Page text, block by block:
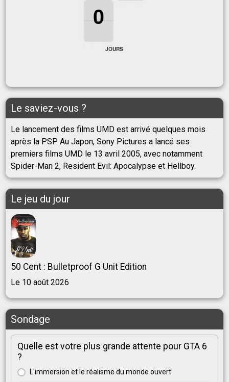
0
0
0
0
JOURS
Le saviez-vous ?
Le lancement des films UMD est arrivé quelques mois
après la PSP. Au Japon, Sony Pictures a lancé ses
premiers films UMD le 13 avril 2005, avec notamment
Spider-Man 2, Resident Evil: Apocalypse et Hellboy.
Le jeu du jour
50 Cent : Bulletproof G Unit Edition
Le 10 août 2026
Sondage
Quelle est votre plus grande attente pour GTA 6
?
L'immersion et le réalisme du monde ouvert